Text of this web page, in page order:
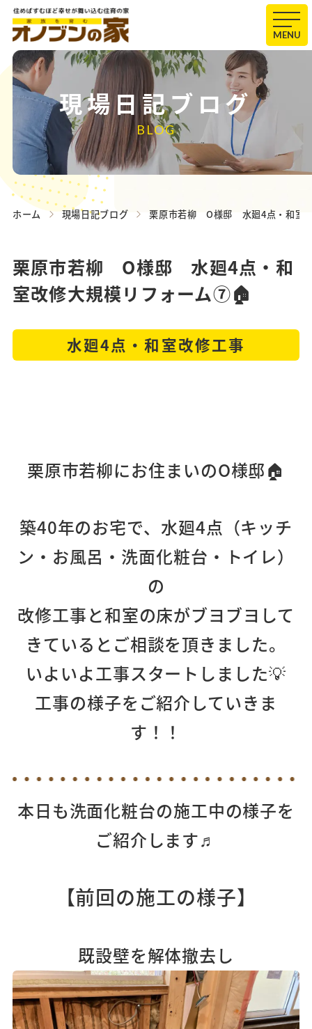
MENU
現場日記ブログ
BLOG
ホーム 現場日記ブログ 栗原市若柳 O様邸 水廻4点・和室
栗原市若柳 O様邸 水廻4点・和
室改修大規模リフォーム⑦🏠
水廻4点・和室改修工事
栗原市若柳にお住まいのO様邸🏠
築40年のお宅で、水廻4点（キッチ
ン・お風呂・洗面化粧台・トイレ）
の
改修工事と和室の床がブヨブヨして
きているとご相談を頂きました。
いよいよ工事スタートしました💡
工事の様子をご紹介していきま
す！！
本日も洗面化粧台の施工中の様子を
ご紹介します♬
【前回の施工の様子】
既設壁を解体撤去し